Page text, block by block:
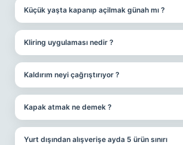
Küçük yaşta kapanıp açilmak günah mı ?
Kliring uygulaması nedir ?
Kaldırım neyi çağrıştırıyor ?
Kapak atmak ne demek ?
Yurt dışından alışverişe ayda 5 ürün sınırı